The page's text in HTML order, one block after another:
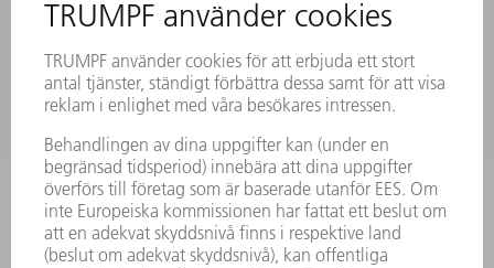
SÄKERHETSDATABLAD
MASKINER & SYSTEM
LASER
KRAFTELEKTRONIK
SMART FACTORY
MJUKVARA
SERVICES
TILLÄMPNINGAR
BRANSCHER
FÖRETAG